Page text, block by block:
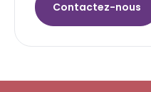
Contactez-nous